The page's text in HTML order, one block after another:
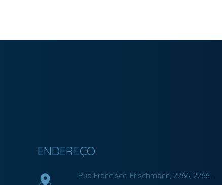
ENDEREÇO
Rua Francisco Frischmann, 2266, 2266 -